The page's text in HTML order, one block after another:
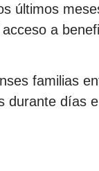
últimos
a
familias
durante días